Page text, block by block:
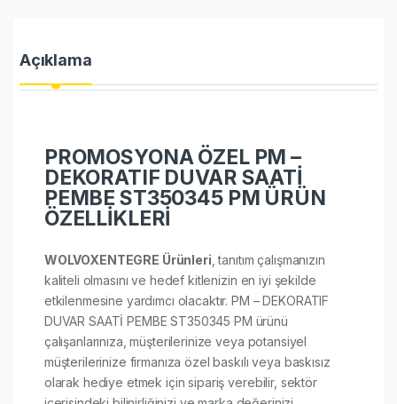
Açıklama
PROMOSYONA ÖZEL PM –
DEKORATIF DUVAR SAATİ
PEMBE ST350345 PM ÜRÜN
ÖZELLİKLERİ
WOLVOXENTEGRE Ürünleri , tanıtım çalışmanızın
kaliteli olmasını ve hedef kitlenizin en iyi şekilde
etkilenmesine yardımcı olacaktır. PM – DEKORATIF
DUVAR SAATİ PEMBE ST350345 PM ürünü
çalışanlarınıza, müşterilerinize veya potansiyel
müşterilerinize firmanıza özel baskılı veya baskısız
olarak hediye etmek için sipariş verebilir, sektör